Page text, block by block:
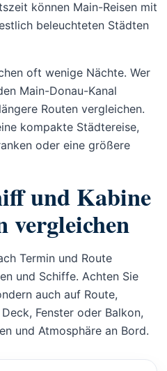
können Main-Reisen mit
beleuchteten Städten
oft wenige Nächte. Wer
Main-Donau-Kanal
Routen vergleichen.
kompakte Städtereise,
oder eine größere
und Kabine
vergleichen
Termin und Route
und Schiffe. Achten Sie
auch auf Route,
Fenster oder Balkon,
und Atmosphäre an Bord.